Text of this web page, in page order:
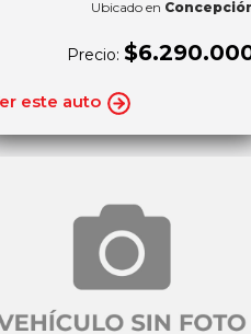
Ubicado en
Precio:
este auto